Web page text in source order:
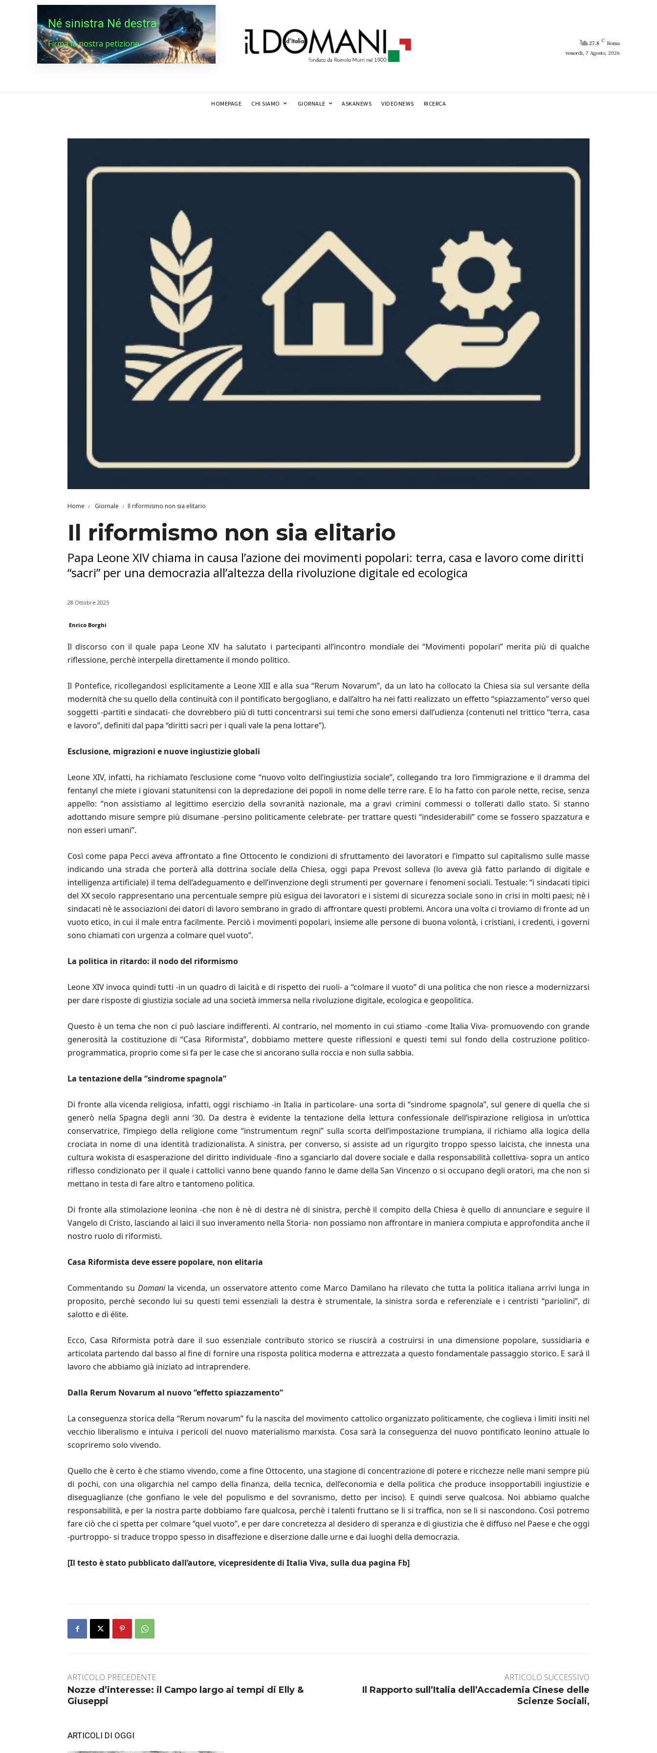
Né sinistra Né destra
Firma la nostra petizione
Firma
27.8 C Roma
venerdì, 7 Agosto, 2026
HOMEPAGE CHI SIAMO GIORNALE ASKANEWS VIDEONEWS RICERCA
Home Giornale Il riformismo non sia elitario
Il riformismo non sia elitario
Papa Leone XIV chiama in causa l’azione dei movimenti popolari: terra, casa e lavoro come diritti
“sacri” per una democrazia all’altezza della rivoluzione digitale ed ecologica
28 Ottobre 2025
Enrico Borghi
Il discorso con il quale papa Leone XIV ha salutato i partecipanti all’incontro mondiale dei “Movimenti popolari” merita più di qualche
riflessione, perchè interpella direttamente il mondo politico.
Il Pontefice, ricollegandosi esplicitamente a Leone XIII e alla sua “Rerum Novarum”, da un lato ha collocato la Chiesa sia sul versante della
modernità che su quello della continuità con il pontificato bergogliano, e dall’altro ha nei fatti realizzato un effetto “spiazzamento” verso quei
soggetti -partiti e sindacati- che dovrebbero più di tutti concentrarsi sui temi che sono emersi dall’udienza (contenuti nel trittico “terra, casa
e lavoro”, definiti dal papa “diritti sacri per i quali vale la pena lottare”).
Esclusione, migrazioni e nuove ingiustizie globali
Leone XIV, infatti, ha richiamato l’esclusione come “nuovo volto dell’ingiustizia sociale”, collegando tra loro l’immigrazione e il dramma del
fentanyl che miete i giovani statunitensi con la depredazione dei popoli in nome delle terre rare. E lo ha fatto con parole nette, recise, senza
appello: “non assistiamo al legittimo esercizio della sovranità nazionale, ma a gravi crimini commessi o tollerati dallo stato. Si stanno
adottando misure sempre più disumane -persino politicamente celebrate- per trattare questi “indesiderabili” come se fossero spazzatura e
non esseri umani”.
Così come papa Pecci aveva affrontato a fine Ottocento le condizioni di sfruttamento dei lavoratori e l’impatto sul capitalismo sulle masse
indicando una strada che porterà alla dottrina sociale della Chiesa, oggi papa Prevost solleva (lo aveva già fatto parlando di digitale e
intelligenza artificiale) il tema dell’adeguamento e dell’invenzione degli strumenti per governare i fenomeni sociali. Testuale: “i sindacati tipici
del XX secolo rappresentano una percentuale sempre più esigua dei lavoratori e i sistemi di sicurezza sociale sono in crisi in molti paesi; nè i
sindacati nè le associazioni dei datori di lavoro sembrano in grado di affrontare questi problemi. Ancora una volta ci troviamo di fronte ad un
vuoto etico, in cui il male entra facilmente. Perciò i movimenti popolari, insieme alle persone di buona volontà, i cristiani, i credenti, i governi
sono chiamati con urgenza a colmare quel vuoto”.
La politica in ritardo: il nodo del riformismo
Leone XIV invoca quindi tutti -in un quadro di laicità e di rispetto dei ruoli- a “colmare il vuoto” di una politica che non riesce a modernizzarsi
per dare risposte di giustizia sociale ad una società immersa nella rivoluzione digitale, ecologica e geopolitica.
Questo è un tema che non ci può lasciare indifferenti. Al contrario, nel momento in cui stiamo -come Italia Viva- promuovendo con grande
generosità la costituzione di “Casa Riformista”, dobbiamo mettere queste riflessioni e questi temi sul fondo della costruzione politico-
programmatica, proprio come si fa per le case che si ancorano sulla roccia e non sulla sabbia.
La tentazione della “sindrome spagnola”
Di fronte alla vicenda religiosa, infatti, oggi rischiamo -in Italia in particolare- una sorta di “sindrome spagnola”, sul genere di quella che si
generò nella Spagna degli anni ‘30. Da destra è evidente la tentazione della lettura confessionale dell’ispirazione religiosa in un’ottica
conservatrice, l’impiego della religione come “instrumentum regni” sulla scorta dell’impostazione trumpiana, il richiamo alla logica della
crociata in nome di una identità tradizionalista. A sinistra, per converso, si assiste ad un rigurgito troppo spesso laicista, che innesta una
cultura wokista di esasperazione del diritto individuale -fino a sganciarlo dal dovere sociale e dalla responsabilità collettiva- sopra un antico
riflesso condizionato per il quale i cattolici vanno bene quando fanno le dame della San Vincenzo o si occupano degli oratori, ma che non si
mettano in testa di fare altro e tantomeno politica.
Di fronte alla stimolazione leonina -che non è nè di destra nè di sinistra, perchè il compito della Chiesa è quello di annunciare e seguire il
Vangelo di Cristo, lasciando ai laici il suo inveramento nella Storia- non possiamo non affrontare in maniera compiuta e approfondita anche il
nostro ruolo di riformisti.
Casa Riformista deve essere popolare, non elitaria
Commentando su Domanila vicenda, un osservatore attento come Marco Damilano ha rilevato che tutta la politica italiana arrivi lunga in
proposito, perchè secondo lui su questi temi essenziali la destra è strumentale, la sinistra sorda e referenziale e i centristi “pariolini”, di
salotto e di élite.
Ecco, Casa Riformista potrà dare il suo essenziale contributo storico se riuscirà a costruirsi in una dimensione popolare, sussidiaria e
articolata partendo dal basso al fine di fornire una risposta politica moderna e attrezzata a questo fondamentale passaggio storico. E sarà il
lavoro che abbiamo già iniziato ad intraprendere.
Dalla Rerum Novarum al nuovo “effetto spiazzamento”
La conseguenza storica della “Rerum novarum” fu la nascita del movimento cattolico organizzato politicamente, che coglieva i limiti insiti nel
vecchio liberalismo e intuiva i pericoli del nuovo materialismo marxista. Cosa sarà la conseguenza del nuovo pontificato leonino attuale lo
scopriremo solo vivendo.
Quello che è certo è che stiamo vivendo, come a fine Ottocento, una stagione di concentrazione di potere e ricchezze nelle mani sempre più
di pochi, con una oligarchia nel campo della finanza, della tecnica, dell’economia e della politica che produce insopportabili ingiustizie e
diseguaglianze (che gonfiano le vele del populismo e del sovranismo, detto per inciso). E quindi serve qualcosa. Noi abbiamo qualche
responsabilità, e per la nostra parte dobbiamo fare qualcosa, perchè i talenti fruttano se li si traffica, non se li si nascondono. Così potremo
fare ciò che ci spetta per colmare “quel vuoto”, e per dare concretezza al desidero di speranza e di giustizia che è diffuso nel Paese e che oggi
-purtroppo- si traduce troppo spesso in disaffezione e diserzione dalle urne e dai luoghi della democrazia.
[Il testo è stato pubblicato dall’autore, vicepresidente di Italia Viva, sulla dua pagina Fb]
ARTICOLO PRECEDENTE
Nozze d’interesse: il Campo largo ai tempi di Elly &
Giuseppi
ARTICOLO SUCCESSIVO
Il Rapporto sull’Italia dell’Accademia Cinese delle
Scienze Sociali,
ARTICOLI DI OGGI